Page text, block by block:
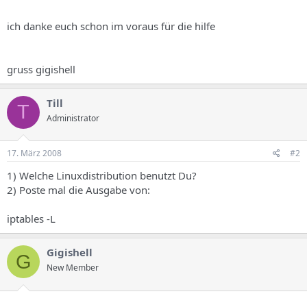
ich danke euch schon im voraus für die hilfe
gruss gigishell
T Till
Administrator
17. März 2008 #2
1) Welche Linuxdistribution benutzt Du?
2) Poste mal die Ausgabe von:
iptables -L
G Gigishell
New Member